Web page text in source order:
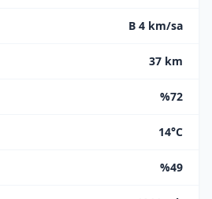
B 4 km/sa
37 km
%72
14°C
%49